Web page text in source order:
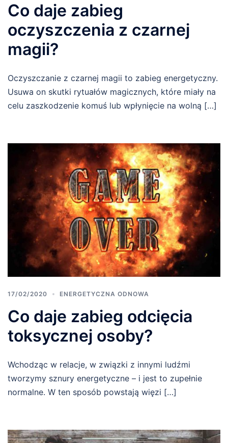
Co daje zabieg
oczyszczenia z czarnej
magii?
Oczyszczanie z czarnej magii to zabieg energetyczny.
Usuwa on skutki rytuałów magicznych, które miały na
celu zaszkodzenie komuś lub wpłynięcie na wolną […]
17/02/2020 ENERGETYCZNA ODNOWA
Co daje zabieg odcięcia
toksycznej osoby?
Wchodząc w relacje, w związki z innymi ludźmi
tworzymy sznury energetyczne – i jest to zupełnie
normalne. W ten sposób powstają więzi […]